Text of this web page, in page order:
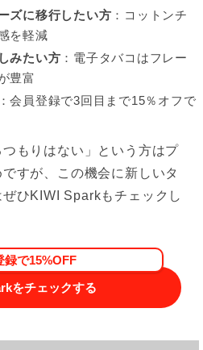
ズに移行したい方 ：コットンチ
を軽減
みたい方 ：電子タバコはフレー
豊富
：会員登録で3回目まで15％オフで
つもりはない」という方はプ
すが、この機会に新しいタ
ひKIWI Sparkもチェックし
録で15%OFF
をチェックする